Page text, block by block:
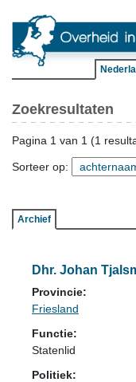
Zoekresultaten
Pagina 1 van 1 (1
Sorteer op:
Archief
Dhr. Johan
Provincie:
Friesland
Functie:
Statenlid
Politiek: